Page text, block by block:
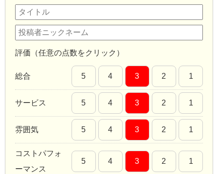
評価（任意の点数をクリック）
総合 5 4 3 2 1
サービス 5 4 3 2 1
雰囲気 5 4 3 2 1
コストパフォ
ーマンス
5 4 3 2 1